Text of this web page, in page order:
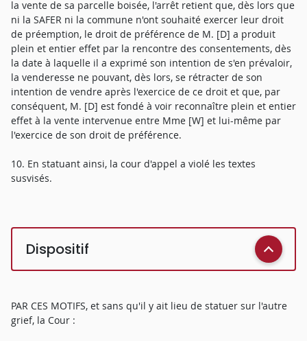
la vente de sa parcelle boisée, l'arrêt retient que, dès lors que
ni la SAFER ni la commune n'ont souhaité exercer leur droit
de préemption, le droit de préférence de M. [D] a produit
plein et entier effet par la rencontre des consentements, dès
la date à laquelle il a exprimé son intention de s'en prévaloir,
la venderesse ne pouvant, dès lors, se rétracter de son
intention de vendre après l'exercice de ce droit et que, par
conséquent, M. [D] est fondé à voir reconnaître plein et entier
effet à la vente intervenue entre Mme [W] et lui-même par
l'exercice de son droit de préférence.
10. En statuant ainsi, la cour d'appel a violé les textes
susvisés.
Dispositif
PAR CES MOTIFS, et sans qu'il y ait lieu de statuer sur l'autre
grief, la Cour :